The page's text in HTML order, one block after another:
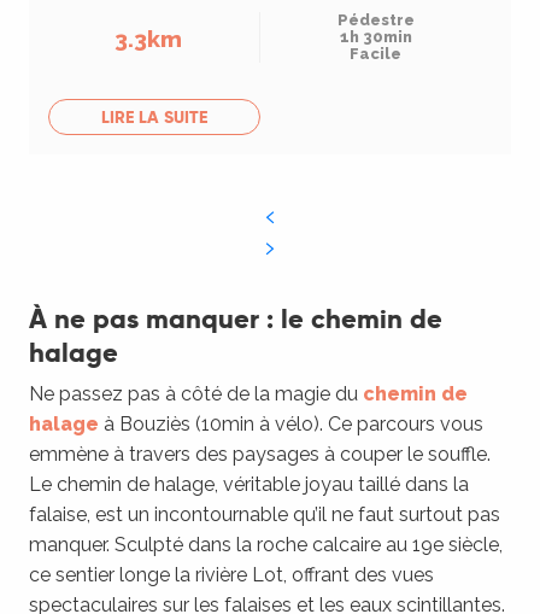
3.3km
Pédestre
1h 30min
Facile
LIRE LA SUITE
À ne pas manquer : le chemin de
halage
Ne passez pas à côté de la magie du chemin de
halage à Bouziès (10min à vélo). Ce parcours vous
emmène à travers des paysages à couper le souffle.
Le chemin de halage, véritable joyau taillé dans la
falaise, est un incontournable qu’il ne faut surtout pas
manquer. Sculpté dans la roche calcaire au 19e siècle,
ce sentier longe la rivière Lot, offrant des vues
spectaculaires sur les falaises et les eaux scintillantes.